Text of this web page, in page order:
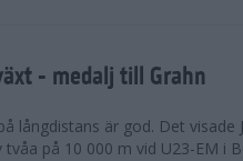
- medalj till Grahn
långdistans är god. Det visade
tvåa på 10 000 m vid U23-EM i